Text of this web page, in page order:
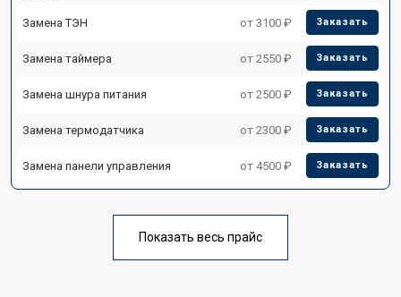
Замена ТЭН от 3100 ₽ Заказать
Замена таймера от 2550 ₽ Заказать
Замена шнура питания от 2500 ₽ Заказать
Замена термодатчика от 2300 ₽ Заказать
Замена панели управления от 4500 ₽ Заказать
Показать весь прайс